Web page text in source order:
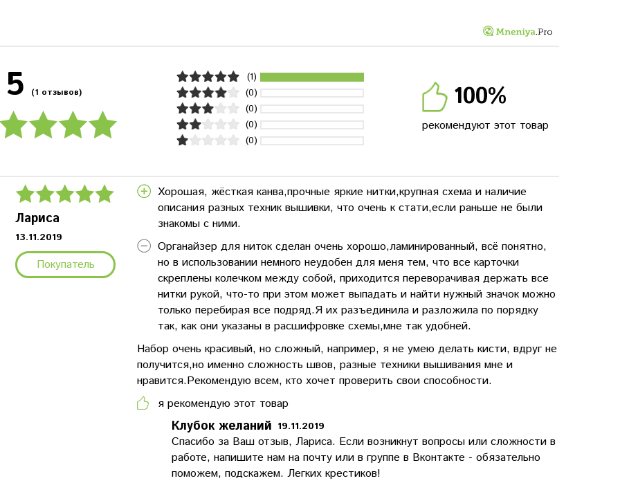
5 (1 отзывов)
(1)
(0)
(0)
(0)
(0)
100%
рекомендуют этот товар
Лариса
13.11.2019
Покупатель
Хорошая, жёсткая канва,прочные яркие нитки,крупная схема и наличие
описания разных техник вышивки, что очень к стати,если раньше не были
знакомы с ними.
Органайзер для ниток сделан очень хорошо,ламинированный, всё понятно,
но в использовании немного неудобен для меня тем, что все карточки
скреплены колечком между собой, приходится переворачивая держать все
нитки рукой, что-то при этом может выпадать и найти нужный значок можно
только перебирая все подряд.Я их разъединила и разложила по порядку
так, как они указаны в расшифровке схемы,мне так удобней.
Набор очень красивый, но сложный, например, я не умею делать кисти, вдруг не
получится,но именно сложность швов, разные техники вышивания мне и
нравится.Рекомендую всем, кто хочет проверить свои способности.
я рекомендую этот товар
Клубок желаний 19.11.2019
Спасибо за Ваш отзыв, Лариса. Если возникнут вопросы или сложности в
работе, напишите нам на почту или в группе в Вконтакте - обязательно
поможем, подскажем. Легких крестиков!